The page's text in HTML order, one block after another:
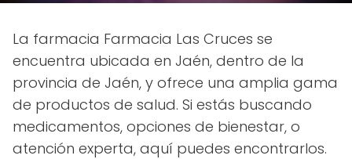
La farmacia Farmacia Las Cruces se
encuentra ubicada en Jaén, dentro de la
provincia de Jaén, y ofrece una amplia gama
de productos de salud. Si estás buscando
medicamentos, opciones de bienestar, o
atención experta, aquí puedes encontrarlos.